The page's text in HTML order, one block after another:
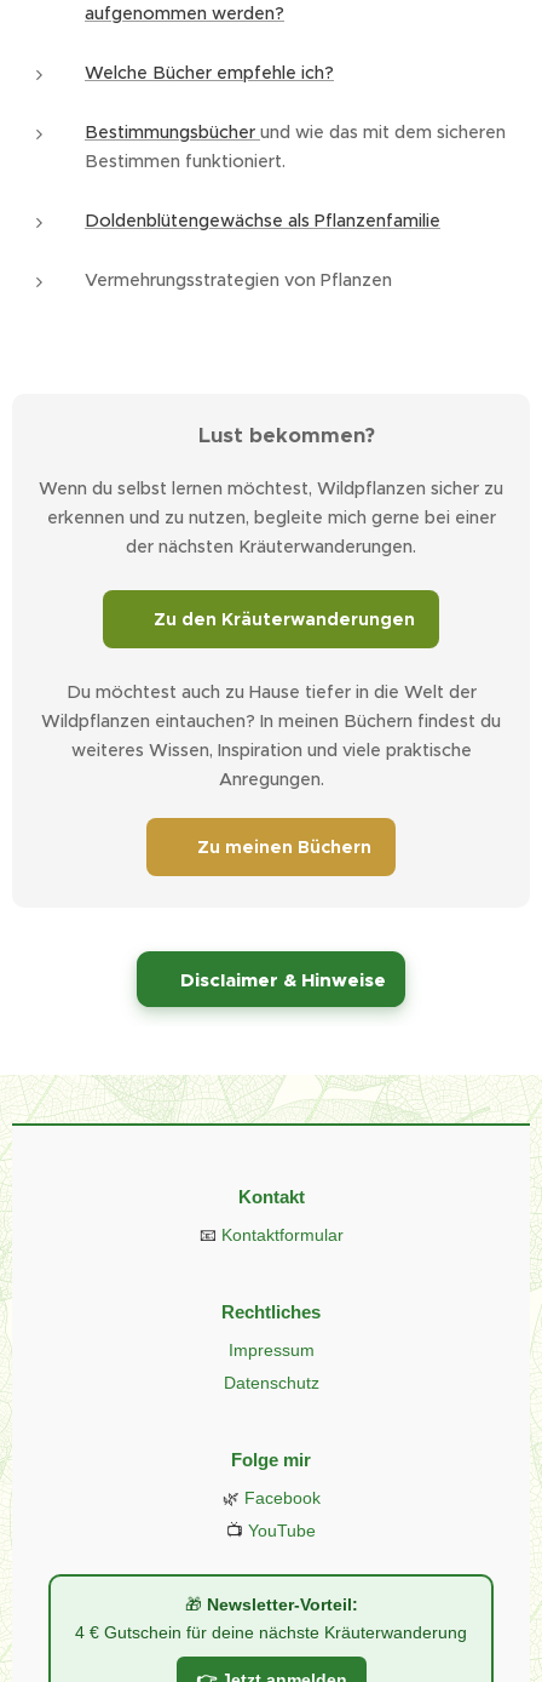
aufgenommen werden?
Welche Bücher empfehle ich?
Bestimmungsbücher und wie das mit dem sicheren
Bestimmen funktioniert.
Doldenblütengewächse als Pflanzenfamilie
Vermehrungsstrategien von Pflanzen
🌿 Lust bekommen?
Wenn du selbst lernen möchtest, Wildpflanzen sicher zu
erkennen und zu nutzen, begleite mich gerne bei einer
der nächsten Kräuterwanderungen.
🌱 Zu den Kräuterwanderungen
Du möchtest auch zu Hause tiefer in die Welt der
Wildpflanzen eintauchen? In meinen Büchern findest du
weiteres Wissen, Inspiration und viele praktische
Anregungen.
📚 Zu meinen Büchern
Disclaimer & Hinweise
Kontakt
📧 Kontaktformular
Rechtliches
Impressum
Datenschutz
Folge mir
🌿 Facebook
📺 YouTube
🎁 Newsletter-Vorteil:
4 € Gutschein für deine nächste Kräuterwanderung